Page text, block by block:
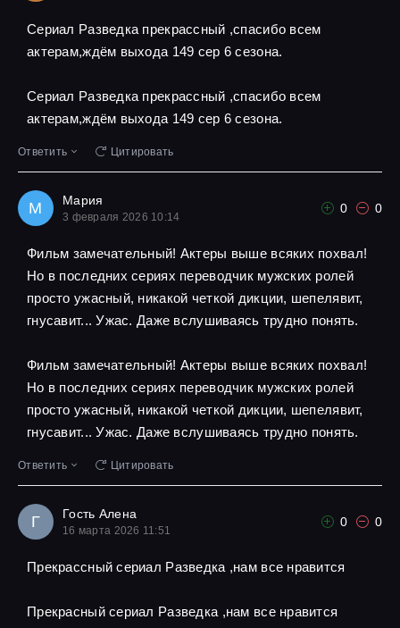
Сериал Разведка прекрассный ,спасибо всем
актерам,ждём выхода 149 сер 6 сезона.
Сериал Разведка прекрассный ,спасибо всем
актерам,ждём выхода 149 сер 6 сезона.
Ответить Цитировать
М Мария
3 февраля 2026 10:14
0 0
Фильм замечательный! Актеры выше всяких похвал!
Но в последних сериях переводчик мужских ролей
просто ужасный, никакой четкой дикции, шепелявит,
гнусавит... Ужас. Даже вслушиваясь трудно понять.
Фильм замечательный! Актеры выше всяких похвал!
Но в последних сериях переводчик мужских ролей
просто ужасный, никакой четкой дикции, шепелявит,
гнусавит... Ужас. Даже вслушиваясь трудно понять.
Ответить Цитировать
Г Гость Алена
16 марта 2026 11:51
0 0
Прекрассный сериал Разведка ,нам все нравится
Прекрасный сериал Разведка ,нам все нравится